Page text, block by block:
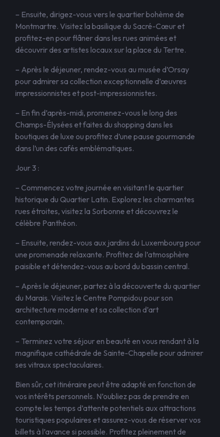
– Ensuite, dirigez-vous vers le quartier bohème de
Montmartre. Visitez la basilique du Sacré-Cœur et
profitez-en pour flâner dans les rues animées et
découvrir des artistes locaux sur la place du Tertre.
– Après le déjeuner, rendez-vous au musée d’Orsay
pour admirer sa collection exceptionnelle d’œuvres
impressionnistes et post-impressionnistes.
– En fin d’après-midi, promenez-vous le long des
Champs-Élysées et faites du shopping dans les
boutiques de luxe ou profitez d’une pause gourmande
dans l’un des cafés emblématiques.
Jour 3 :
– Commencez votre journée en visitant le quartier
historique du Quartier Latin. Explorez les charmantes
rues étroites, visitez la Sorbonne et découvrez le
célèbre Panthéon.
– Ensuite, rendez-vous aux jardins du Luxembourg pour
une promenade relaxante. Profitez de l’atmosphère
paisible et détendez-vous au bord du bassin central.
– Après le déjeuner, partez à la découverte du quartier
du Marais. Visitez le Centre Pompidou pour son
architecture moderne et sa collection d’art
contemporain.
– Terminez votre séjour en beauté en vous rendant à la
magnifique cathédrale de Sainte-Chapelle pour admirer
ses vitraux spectaculaires.
Bien sûr, cet itinéraire peut être adapté en fonction de
vos intérêts personnels. N’oubliez pas de prendre en
compte les temps d’attente potentiels aux attractions
touristiques populaires et assurez-vous de réserver vos
billets à l’avance si possible. Profitez pleinement de